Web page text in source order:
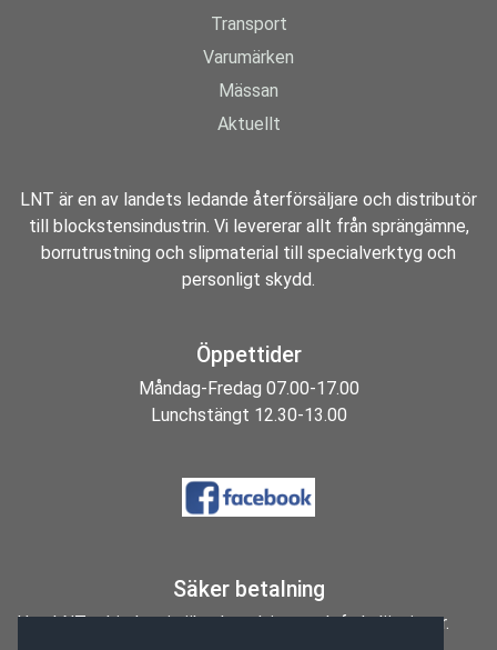
Transport
Varumärken
Mässan
Aktuellt
LNT är en av landets ledande återförsäljare och distributör
till blockstensindustrin. Vi levererar allt från sprängämne,
borrutrustning och slipmaterial till specialverktyg och
personligt skydd.
Öppettider
Måndag-Fredag 07.00-17.00
Lunchstängt 12.30-13.00
Säker betalning
Hos LNT erbjuder vi säkra betalnings och fraktlösningar.